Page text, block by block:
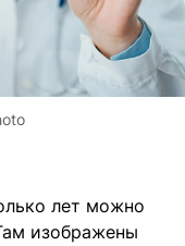
лет можно
изображены